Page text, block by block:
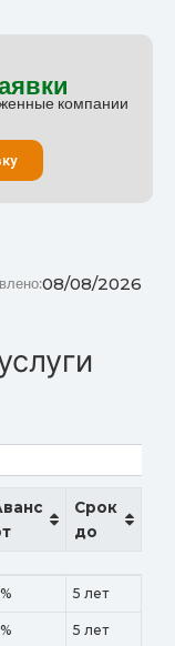
компании
08/08/2026
Срок
до
Срок
5 лет
5 лет